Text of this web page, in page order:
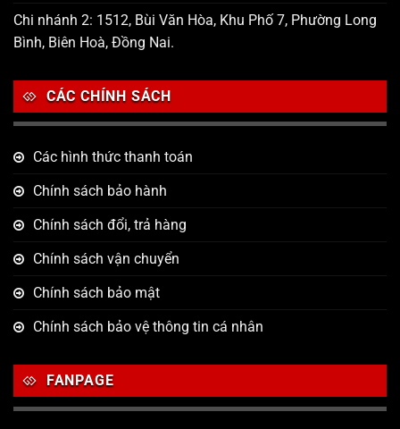
Chi nhánh 2: 1512, Bùi Văn Hòa, Khu Phố 7, Phường Long
Bình, Biên Hoà, Đồng Nai.
CÁC CHÍNH SÁCH
Các hình thức thanh toán
Chính sách bảo hành
Chính sách đổi, trả hàng
Chính sách vận chuyển
Chính sách bảo mật
Chính sách bảo vệ thông tin cá nhân
FANPAGE